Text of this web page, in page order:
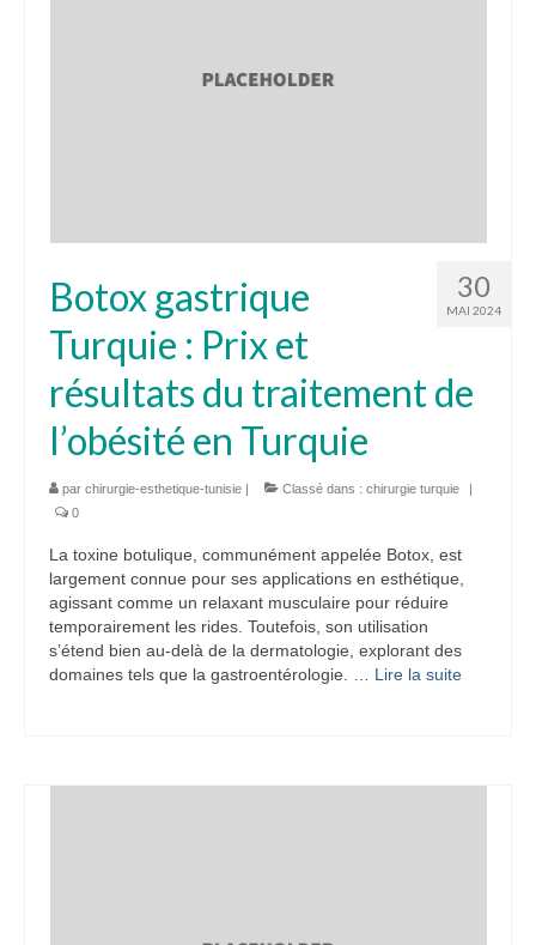
30
MAI 2024
Botox gastrique
Turquie : Prix et
résultats du traitement de
l’obésité en Turquie
par chirurgie-esthetique-tunisie Classé dans : chirurgie turquie
0
La toxine botulique, communément appelée Botox, est
largement connue pour ses applications en esthétique,
agissant comme un relaxant musculaire pour réduire
temporairement les rides. Toutefois, son utilisation
s’étend bien au-delà de la dermatologie, explorant des
domaines tels que la gastroentérologie. … Lire la suite­­